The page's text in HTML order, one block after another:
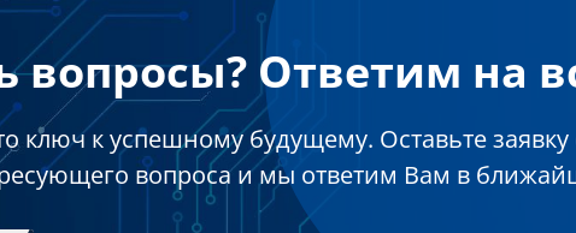
вопросы? Ответим на
ключ к успешному будущему. Оставьте
вопроса и мы ответим Вам в